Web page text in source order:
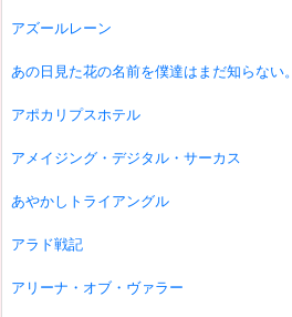
アズールレーン
あの日見た花の名前を僕達はまだ知らない。
アポカリプスホテル
アメイジング・デジタル・サーカス
あやかしトライアングル
アラド戦記
アリーナ・オブ・ヴァラー